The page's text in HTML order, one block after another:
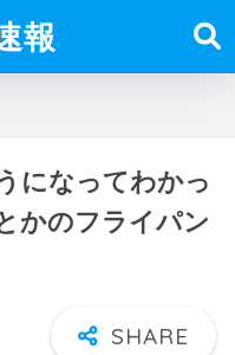
報
になってわかっ
かのフライパン